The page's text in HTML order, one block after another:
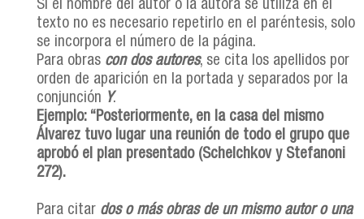
Si el nombre del autor o la autora se utiliza en el
texto no es necesario repetirlo en el paréntesis, solo
se incorpora el número de la página.
Para obras con dos autores, se cita los apellidos por
orden de aparición en la portada y separados por la
conjunción Y.
Ejemplo: “Posteriormente, en la casa del mismo
Álvarez tuvo lugar una reunión de todo el grupo que
aprobó el plan presentado (Schelchkov y Stefanoni
272).
Para citar dos o más obras de un mismo autor o una